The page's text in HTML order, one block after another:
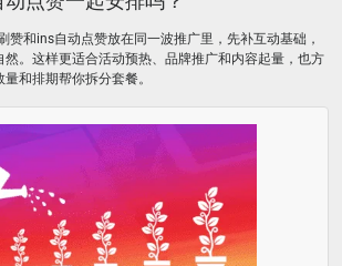
赞和ins自动点赞放在同一波推广里，先补互动基础，
。这样更适合活动预热、品牌推广和内容起量，也方
和排期帮你拆分套餐。